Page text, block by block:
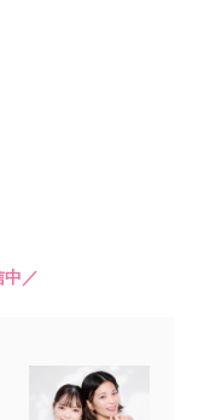
／